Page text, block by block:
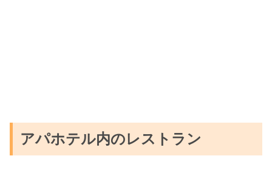
アパホテル内のレストラン